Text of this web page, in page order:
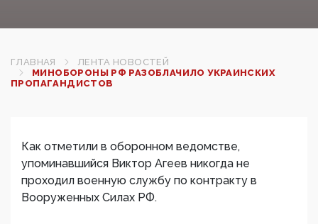
ГЛАВНАЯ
ЛЕНТА НОВОСТЕЙ
МИНОБОРОНЫ РФ РАЗОБЛАЧИЛО УКРАИНСКИХ
ПРОПАГАНДИСТОВ
Как отметили в оборонном ведомстве,
упоминавшийся Виктор Агеев никогда не
проходил военную службу по контракту в
Вооруженных Силах РФ.